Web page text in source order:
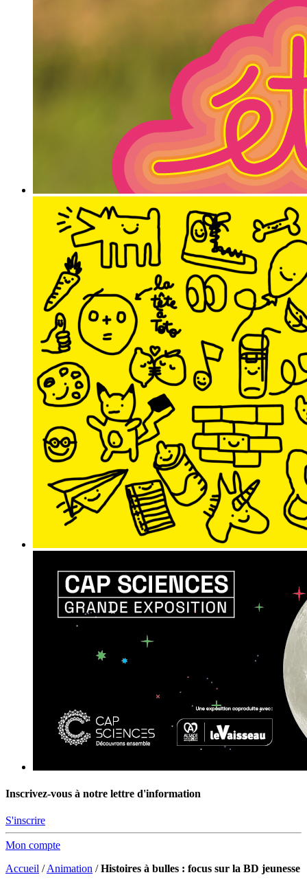
Inscrivez-vous à notre lettre d'information
S'inscrire
Mon compte
Accueil /Animation /Histoires à bulles : focus sur la BD jeunesse